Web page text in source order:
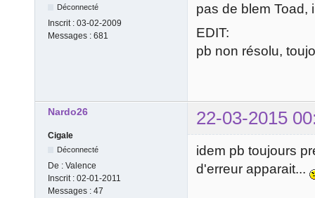
Déconnecté
Inscrit : 03-02-2009
Messages : 681
pas de blem Toad,
EDIT:
pb non résolu,
Nardo26 22-03-2015
Cigale
Déconnecté
De : Valence
Inscrit : 02-01-2011
Messages : 47
idem pb toujours
d'erreur apparait...